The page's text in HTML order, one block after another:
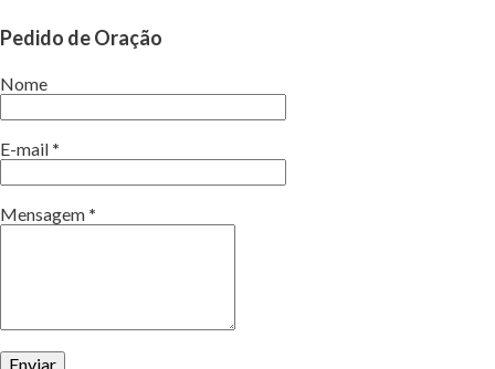
Pedido de Oração
Nome
E-mail *
Mensagem *